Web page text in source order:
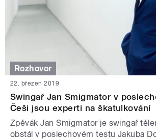
Rozhovor
22. březen 2019
Swingař Jan Smigmator v
Češi jsou experti na škatulkování
Zpěvák Jan Smigmator je swingař
obstál v poslechovém testu Jakuba